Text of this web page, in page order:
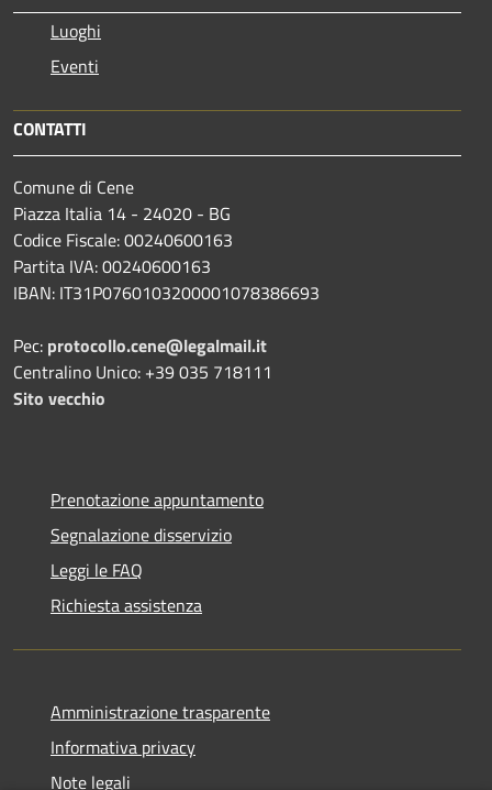
Luoghi
Eventi
CONTATTI
Comune di Cene
Piazza Italia 14 - 24020 - BG
Codice Fiscale: 00240600163
Partita IVA: 00240600163
IBAN: IT31P0760103200001078386693
Pec: protocollo.cene@legalmail.it
Centralino Unico: +39 035 718111
Sito vecchio
Prenotazione appuntamento
Segnalazione disservizio
Leggi le FAQ
Richiesta assistenza
Amministrazione trasparente
Informativa privacy
Note legali